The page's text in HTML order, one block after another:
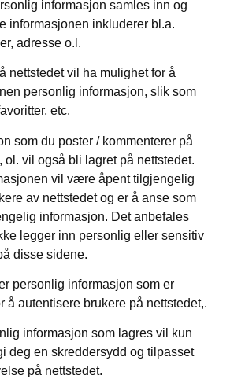
informasjon samles inn og
informasjonen inkluderer bl.a.
adresse o.l.
nettstedet vil ha mulighet for å
personlig informasjon, slik som
etc.
som du poster / kommenterer på
ol. vil også bli lagret på nettstedet.
vil være åpent tilgjengelig
av nettstedet og er å anse som
informasjon. Det anbefales
legger inn personlig eller sensitiv
disse sidene.
personlig informasjon som er
å autentisere brukere på nettstedet,.
informasjon som lagres vil kun
deg en skreddersydd og tilpasset
på nettstedet.